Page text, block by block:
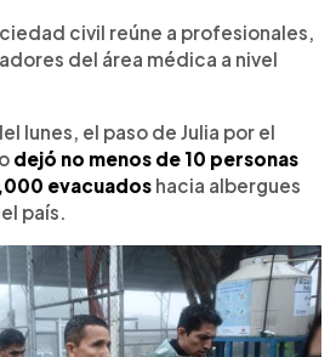
civil reúne a profesionales,
del área médica a nivel
lunes, el paso de Julia por el
dejó no menos de 10 personas
evacuados hacia albergues
país.